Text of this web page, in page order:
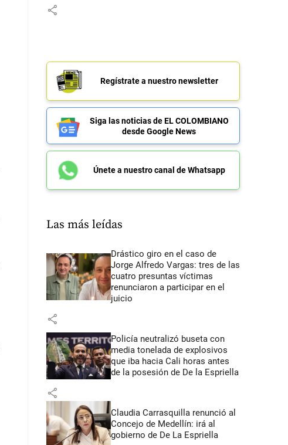
share
Regístrate a nuestro newsletter
Siga las noticias de EL COLOMBIANO
desde Google News
Únete a nuestro canal de Whatsapp
Las más leídas
Drástico giro en el caso de
Jorge Alfredo Vargas: tres de las
cuatro presuntas víctimas
renunciaron a participar en el
juicio
share
Policía neutralizó buseta con
media tonelada de explosivos
que iba hacia Cali horas antes
de la posesión de De la Espriella
share
Claudia Carrasquilla renunció al
Concejo de Medellín: irá al
gobierno de De La Espriella